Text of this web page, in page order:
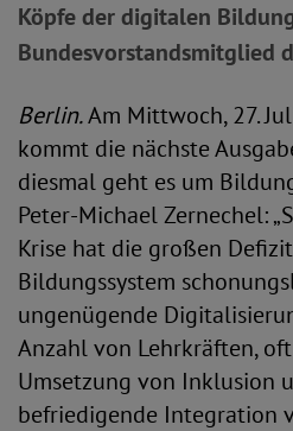
Köpfe der digitalen
Bundesvorstandsmitglied
Berlin.Am Mittwoch, 27.
kommt die nächste
diesmal geht es um
Peter-Michael Zernechel:
Krise hat die großen
Bildungssystem
ungenügende
Anzahl von Lehrkräften,
Umsetzung von Inklusion
befriedigende Integration